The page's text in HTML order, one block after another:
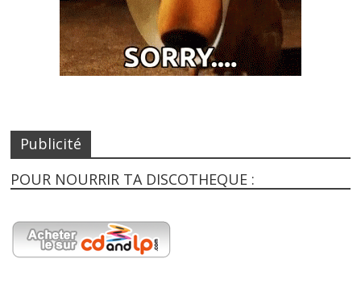
Publicité
POUR NOURRIR TA DISCOTHEQUE :